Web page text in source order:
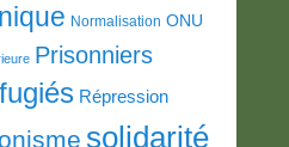
Normalisation ONU
Prisonniers
Répression
solidarité